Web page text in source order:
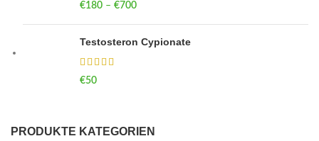
€180 – €700
Testosteron Cypionate
€50
PRODUKTE KATEGORIEN